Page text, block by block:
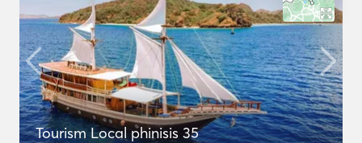
Tourism Local phinisis 35